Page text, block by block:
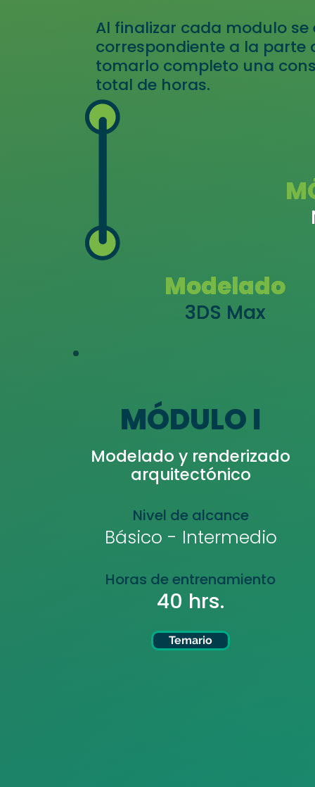
Al finalizar cada modulo
correspondiente a la parte
tomarlo completo una
total de horas.
Modelado
3DS Max
Modelado
3DS Max
MÓDULO I
Modelado y renderizado
arquitectónico
Nivel de alcance
Básico - Intermedio
40 hrs.
Horas de entrenamiento
Temario